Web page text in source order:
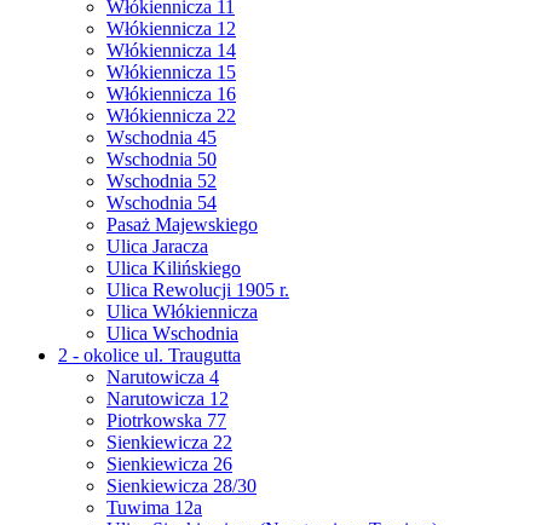
Włókiennicza 11
Włókiennicza 12
Włókiennicza 14
Włókiennicza 15
Włókiennicza 16
Włókiennicza 22
Wschodnia 45
Wschodnia 50
Wschodnia 52
Wschodnia 54
Pasaż Majewskiego
Ulica Jaracza
Ulica Kilińskiego
Ulica Rewolucji 1905 r.
Ulica Włókiennicza
Ulica Wschodnia
2 - okolice ul. Traugutta
Narutowicza 4
Narutowicza 12
Piotrkowska 77
Sienkiewicza 22
Sienkiewicza 26
Sienkiewicza 28/30
Tuwima 12a